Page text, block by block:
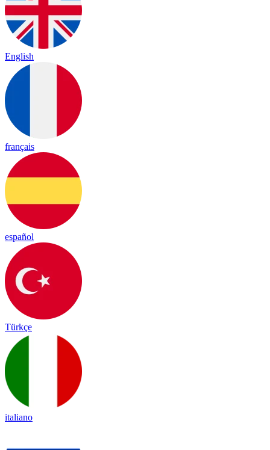
English
français
español
Türkçe
italiano